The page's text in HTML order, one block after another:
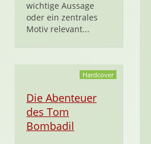
wichtige Aussage
oder ein zentrales
Motiv relevant...
Hardcover
Die Abenteuer
des Tom
Bombadil